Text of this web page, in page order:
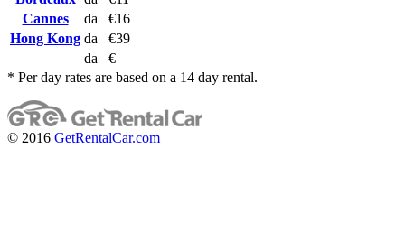
Cannes
da
€16
Hong Kong da
€39
da
€
* Per day rates are based on a 14 day rental.
© 2016 GetRentalCar.com